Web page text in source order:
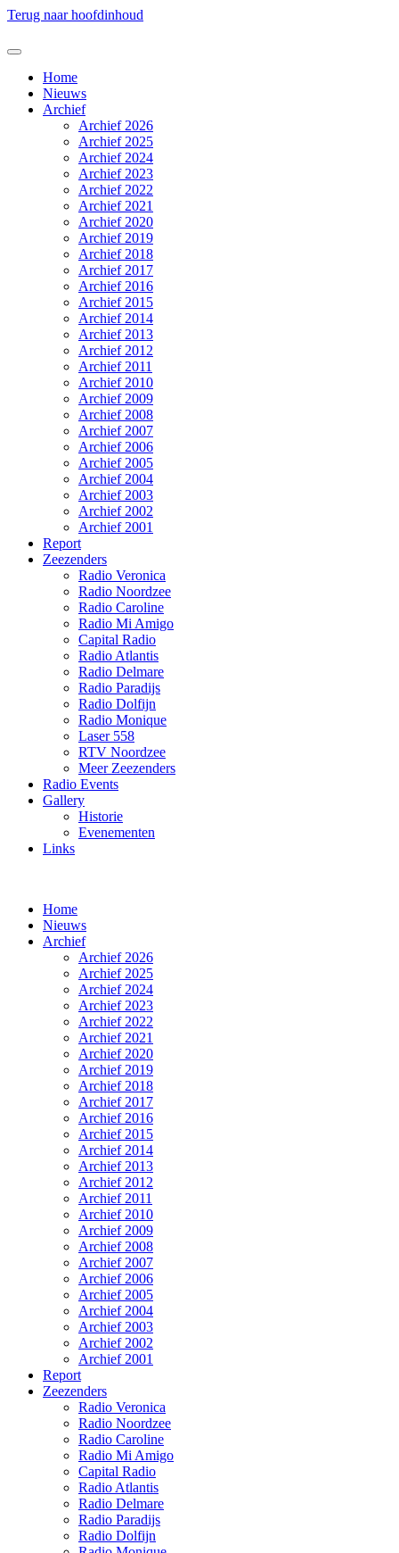
Terug naar hoofdinhoud
Home
Nieuws
Archief
Archief 2026
Archief 2025
Archief 2024
Archief 2023
Archief 2022
Archief 2021
Archief 2020
Archief 2019
Archief 2018
Archief 2017
Archief 2016
Archief 2015
Archief 2014
Archief 2013
Archief 2012
Archief 2011
Archief 2010
Archief 2009
Archief 2008
Archief 2007
Archief 2006
Archief 2005
Archief 2004
Archief 2003
Archief 2002
Archief 2001
Report
Zeezenders
Radio Veronica
Radio Noordzee
Radio Caroline
Radio Mi Amigo
Capital Radio
Radio Atlantis
Radio Delmare
Radio Paradijs
Radio Dolfijn
Radio Monique
Laser 558
RTV Noordzee
Meer Zeezenders
Radio Events
Gallery
Historie
Evenementen
Links
Home
Nieuws
Archief
Archief 2026
Archief 2025
Archief 2024
Archief 2023
Archief 2022
Archief 2021
Archief 2020
Archief 2019
Archief 2018
Archief 2017
Archief 2016
Archief 2015
Archief 2014
Archief 2013
Archief 2012
Archief 2011
Archief 2010
Archief 2009
Archief 2008
Archief 2007
Archief 2006
Archief 2005
Archief 2004
Archief 2003
Archief 2002
Archief 2001
Report
Zeezenders
Radio Veronica
Radio Noordzee
Radio Caroline
Radio Mi Amigo
Capital Radio
Radio Atlantis
Radio Delmare
Radio Paradijs
Radio Dolfijn